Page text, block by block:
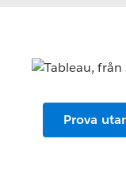
Prova